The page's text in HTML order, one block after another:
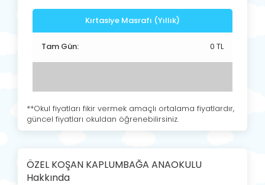
Kırtasiye Masrafı (Yıllık)
Tam Gün: 0 TL
**Okul fiyatları fikir vermek amaçlı ortalama fiyatlardır,
güncel fiyatları okuldan öğrenebilirsiniz.
ÖZEL KOŞAN KAPLUMBAĞA ANAOKULU
Hakkında